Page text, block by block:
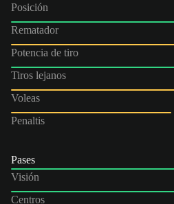
Posición
Rematador
Potencia de tiro
Tiros lejanos
Voleas
Penaltis
Pases
Visión
Centros